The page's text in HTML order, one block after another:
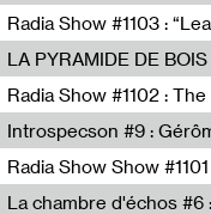
Nathalie Lacroix,Selim-
Radio Campus Bruxelles
Sammy Stein
Radio Grenouille
Introspecson #9 :
Pierre Henry,Gérôme
Jimmy
La chambre d'échos #6